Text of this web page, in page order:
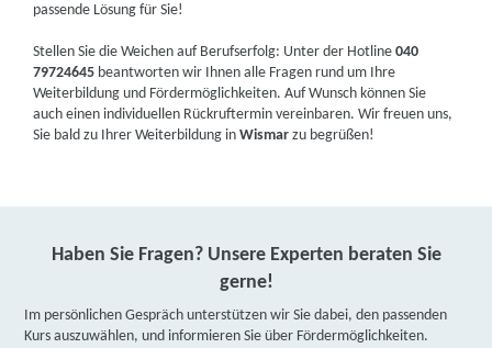
passende Lösung für Sie!
Stellen Sie die Weichen auf Berufserfolg: Unter der Hotline040
79724645 beantworten wir Ihnen alle Fragen rund um Ihre
Weiterbildung und Fördermöglichkeiten. Auf Wunsch können Sie
auch einen individuellen Rückruftermin vereinbaren. Wir freuen uns,
Sie bald zu Ihrer Weiterbildung inWismar zu begrüßen!
Haben Sie Fragen? Unsere Experten beraten Sie
gerne!
Im persönlichen Gespräch unterstützen wir Sie dabei, den passenden
Kurs auszuwählen, und informieren Sie über Fördermöglichkeiten.